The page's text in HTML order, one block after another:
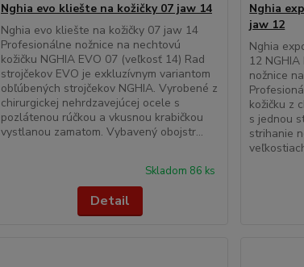
Nghia evo kliešte na kožičky 07 jaw 14
Nghia evo kliešte na kožičky 07 jaw 14
Profesionálne nožnice na nechtovú
kožičku NGHIA EVO 07 (veľkosť 14) Rad
strojčekov EVO je exkluzívnym variantom
obľúbených strojčekov NGHIA. Vyrobené z
chirurgickej nehrdzavejúcej ocele s
pozlátenou rúčkou a vkusnou krabičkou
vystlanou zamatom. Vybavený obojstr...
Skladom 86 ks
Detail
Nghia
jaw 12
Nghia
12
nožnice
kožičku z
s jednou
strihanie